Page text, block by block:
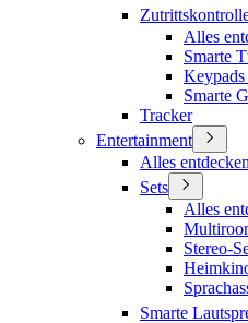
Alles
Smarte
Smarte
Tracker
Entertainment
Alles entdecken
Sets
Alles
Stereo-
Smarte